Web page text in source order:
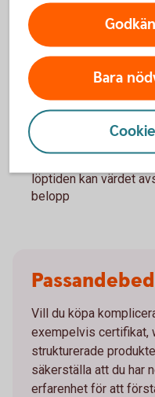
något av
erhålla
Nackdelar
Delar av eller hela
förlorat
Ett Bevis kan komma
löptiden kan värdet
belopp
Vill du köpa
exempelvis certifikat,
strukturerade
säkerställa att du har
erfarenhet för att
Bara